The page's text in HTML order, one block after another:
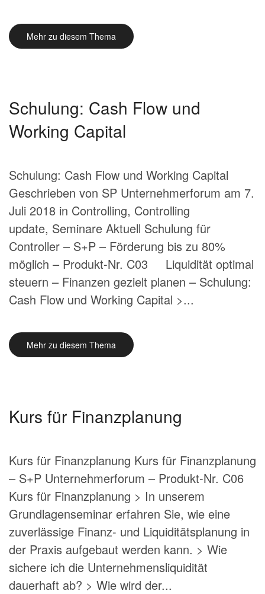
Mehr zu diesem Thema
Schulung: Cash Flow und
Working Capital
Schulung: Cash Flow und Working Capital
Geschrieben von SP Unternehmerforum am 7.
Juli 2018 in Controlling, Controlling
update, Seminare Aktuell Schulung für
Controller – S+P – Förderung bis zu 80%
möglich – Produkt-Nr. C03 Liquidität optimal
steuern – Finanzen gezielt planen – Schulung:
Cash Flow und Working Capital >...
Mehr zu diesem Thema
Kurs für Finanzplanung
Kurs für Finanzplanung Kurs für Finanzplanung
– S+P Unternehmerforum – Produkt-Nr. C06
Kurs für Finanzplanung > In unserem
Grundlagenseminar erfahren Sie, wie eine
zuverlässige Finanz- und Liquiditätsplanung in
der Praxis aufgebaut werden kann. > Wie
sichere ich die Unternehmensliquidität
dauerhaft ab? > Wie wird der...